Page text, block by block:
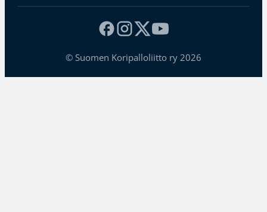
© Suomen Koripalloliitto ry 2026